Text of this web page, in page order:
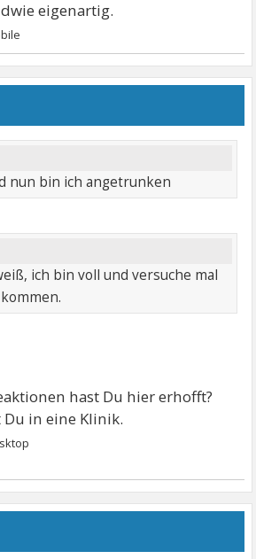
eigenartig.
nun bin ich angetrunken
ich bin voll und versuche mal
hast Du hier erhofft?
in eine Klinik.